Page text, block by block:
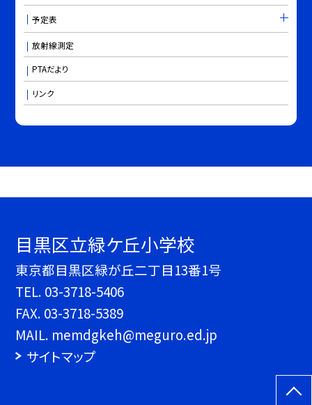
予定表
放射線測定
PTAだより
リンク
目黒区立緑ケ丘小学校
東京都目黒区緑が丘二丁目13番1号
TEL. 03-3718-5406
FAX. 03-3718-5389
MAIL. memdgkeh@meguro.ed.jp
サイトマップ